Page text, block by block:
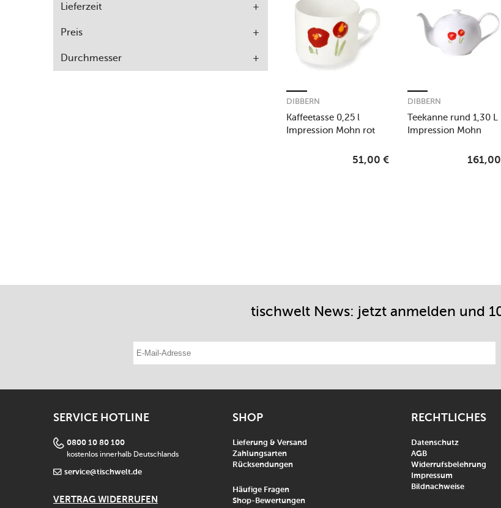
Lieferzeit
Preis
Durchmesser
Kaffeetasse 0,25 l
Impression Mohn rot
DIBBERN
51,00 €
Teekanne rund 1,30 L
Impression Mohn
DIBBERN
161,00
tischwelt News: jetzt anmelden und
E-Mail-Adresse eintragen
SERVICE HOTLINE
0800 10 80 100
kostenlos innerhalb Deutschlands
service@tischwelt.de
VERTRAG WIDERRUFEN
SHOP
Lieferung & Versand
Zahlungsarten
Rücksendungen
Häufige Fragen
Shop-Bewertungen
RECHTLICHES
Datenschutz
AGB
Widerrufsbelehrung
Impressum
Bildnachweise